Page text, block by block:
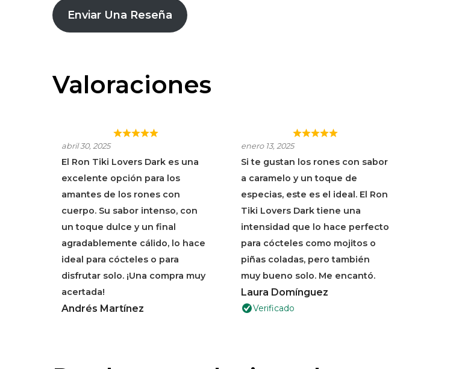
Enviar Una Reseña
Valoraciones
RON TIKI LOVERS
DARK
abril 30, 2025
El Ron Tiki Lovers Dark es una
excelente opción para los
amantes de los rones con
cuerpo. Su sabor intenso, con
un toque dulce y un final
agradablemente cálido, lo hace
ideal para cócteles o para
disfrutar solo. ¡Una compra muy
acertada!
Andrés Martínez
¡PERFECTO PARA
CÓCTELES CON
TOQUE DE CARAMELO
Y ESPECIAS!
enero 13, 2025
Si te gustan los rones con sabor
a caramelo y un toque de
especias, este es el ideal. El Ron
Tiki Lovers Dark tiene una
intensidad que lo hace perfecto
para cócteles como mojitos o
piñas coladas, pero también
muy bueno solo. Me encantó.
Laura Domínguez
Verificado